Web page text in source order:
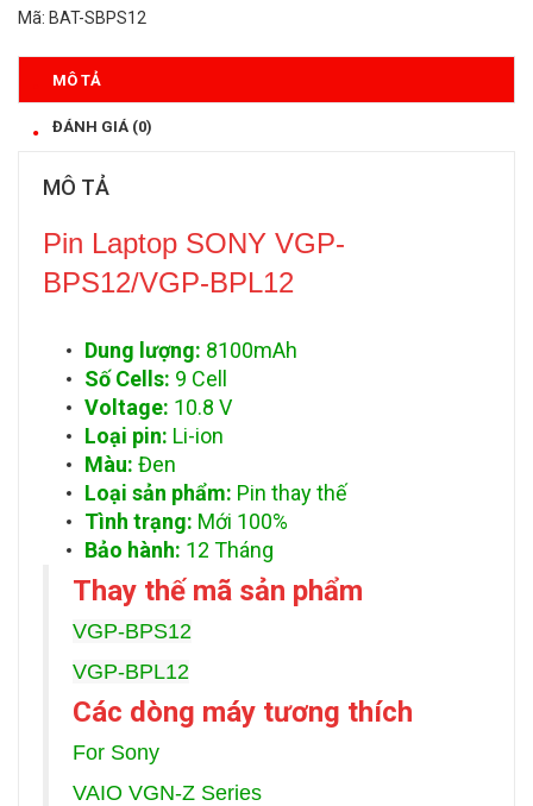
Mã: BAT-SBPS12
MÔ TẢ
ĐÁNH GIÁ (0)
MÔ TẢ
Pin Laptop SONY VGP-
BPS12/VGP-BPL12
Dung lượng: 8100mAh
Số Cells: 9 Cell
Voltage: 10.8 V
Loại pin: Li-ion
Màu: Đen
Loại sản phẩm: Pin thay thế
Tình trạng: Mới 100%
Bảo hành: 12 Tháng
Thay thế mã sản phẩm
VGP-BPS12
VGP-BPL12
Các dòng máy tương thích
For Sony
VAIO VGN-Z Series